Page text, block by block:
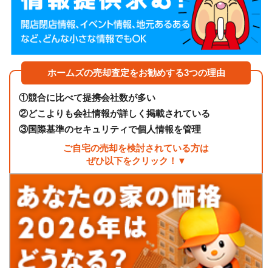
ホームズの売却査定をお勧めする3つの理由
①競合に比べて提携会社数が多い
②どこよりも会社情報が詳しく掲載されている
③国際基準のセキュリティで個人情報を管理
ご自宅の売却を検討されている方は
ぜひ以下をクリック！▼